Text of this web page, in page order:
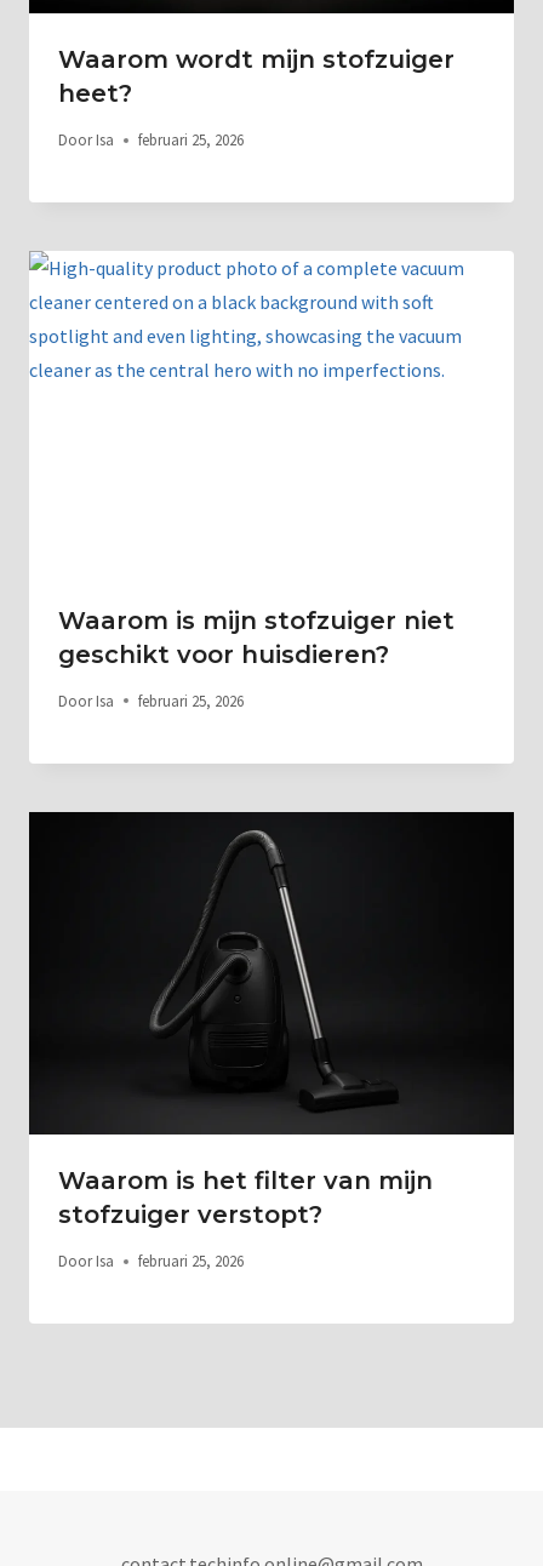
Waarom wordt mijn stofzuiger
heet?
Door Isa februari 25, 2026
Waarom is mijn stofzuiger niet
geschikt voor huisdieren?
Door Isa februari 25, 2026
Waarom is het filter van mijn
stofzuiger verstopt?
Door Isa februari 25, 2026